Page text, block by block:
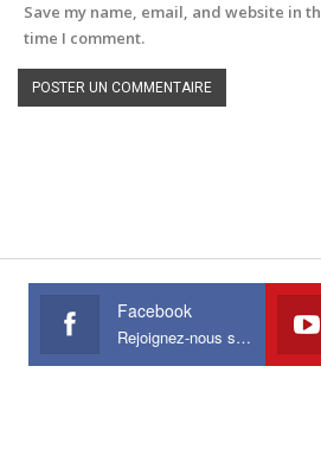
Save my name, email, and website in
time I comment.
Facebook
Rejoignez-nous sur Facebook